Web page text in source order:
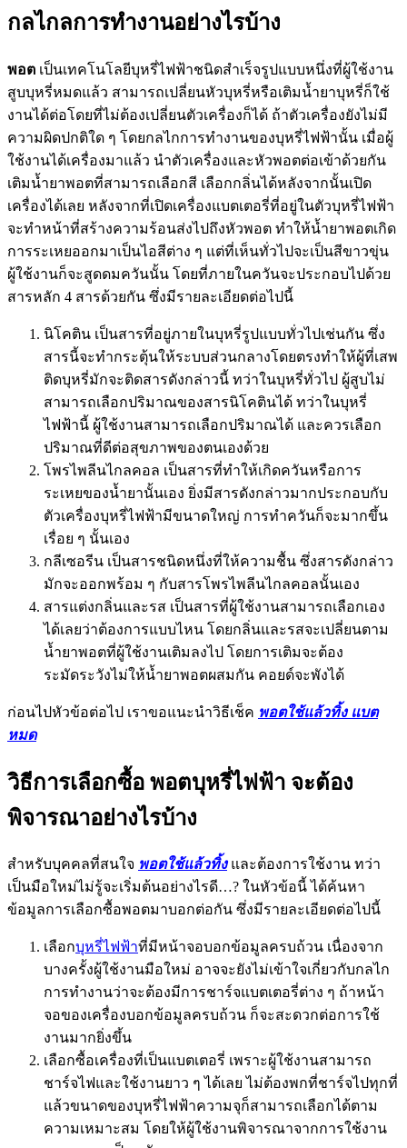
กลไกลการทำงานอย่างไรบ้าง
พอต เป็นเทคโนโลยีบุหรี่ไฟฟ้าชนิดสำเร็จรูปแบบหนึ่งที่ผู้ใช้งาน
สูบบุหรี่หมดแล้ว สามารถเปลี่ยนหัวบุหรี่หรือเติมน้ำยาบุหรี่ก็ใช้
งานได้ต่อโดยที่ไม่ต้องเปลี่ยนตัวเครื่องก็ได้ ถ้าตัวเครื่องยังไม่มี
ความผิดปกติใด ๆ โดยกลไกการทำงานของบุหรี่ไฟฟ้านั้น เมื่อผู้
ใช้งานได้เครื่องมาแล้ว นำตัวเครื่องและหัวพอตต่อเข้าด้วยกัน
เติมน้ำยาพอตที่สามารถเลือกสี เลือกกลิ่นได้หลังจากนั้นเปิด
เครื่องได้เลย หลังจากที่เปิดเครื่องแบตเตอรี่ที่อยู่ในตัวบุหรี่ไฟฟ้า
จะทำหน้าที่สร้างความร้อนส่งไปถึงหัวพอต ทำให้น้ำยาพอตเกิด
การระเหยออกมาเป็นไอสีต่าง ๆ แต่ที่เห็นทั่วไปจะเป็นสีขาวขุ่น
ผู้ใช้งานก็จะสูดดมควันนั้น โดยที่ภายในควันจะประกอบไปด้วย
สารหลัก 4 สารด้วยกัน ซึ่งมีรายละเอียดต่อไปนี้
นิโคติน เป็นสารที่อยู่ภายในบุหรี่รูปแบบทั่วไปเช่นกัน ซึ่ง
สารนี้จะทำกระตุ้นให้ระบบส่วนกลางโดยตรงทำให้ผู้ที่เสพ
ติดบุหรี่มักจะติดสารดังกล่าวนี้ ทว่าในบุหรี่ทั่วไป ผู้สูบไม่
สามารถเลือกปริมาณของสารนิโคตินได้ ทว่าในบุหรี่
ไฟฟ้านี้ ผู้ใช้งานสามารถเลือกปริมาณได้ และควรเลือก
ปริมาณที่ดีต่อสุขภาพของตนเองด้วย
โพรไพลีนไกลคอล เป็นสารที่ทำให้เกิดควันหรือการ
ระเหยของน้ำยานั้นเอง ยิ่งมีสารดังกล่าวมากประกอบกับ
ตัวเครื่องบุหรี่ไฟฟ้ามีขนาดใหญ่ การทำควันก็จะมากขึ้น
เรื่อย ๆ นั้นเอง
กลีเซอรีน เป็นสารชนิดหนึ่งที่ให้ความชื้น ซึ่งสารดังกล่าว
มักจะออกพร้อม ๆ กับสารโพรไพลีนไกลคอลนั้นเอง
สารแต่งกลิ่นและรส เป็นสารที่ผู้ใช้งานสามารถเลือกเอง
ได้เลยว่าต้องการแบบไหน โดยกลิ่นและรสจะเปลี่ยนตาม
น้ำยาพอตที่ผู้ใช้งานเติมลงไป โดยการเติมจะต้อง
ระมัดระวังไม่ให้น้ำยาพอตผสมกัน คอยด์จะพังได้
ก่อนไปหัวข้อต่อไป เราขอแนะนำวิธีเช็ค พอตใช้แล้วทิ้ง แบต
หมด
วิธีการเลือกซื้อ พอตบุหรี่ไฟฟ้า จะต้อง
พิจารณาอย่างไรบ้าง
สำหรับบุคคลที่สนใจ พอตใช้แล้วทิ้ง และต้องการใช้งาน ทว่า
เป็นมือใหม่ไม่รู้จะเริ่มต้นอย่างไรดี…? ในหัวข้อนี้ ได้ค้นหา
ข้อมูลการเลือกซื้อพอตมาบอกต่อกัน ซึ่งมีรายละเอียดต่อไปนี้
เลือกบุหรี่ไฟฟ้าที่มีหน้าจอบอกข้อมูลครบถ้วน เนื่องจาก
บางครั้งผู้ใช้งานมือใหม่ อาจจะยังไม่เข้าใจเกี่ยวกับกลไก
การทำงานว่าจะต้องมีการชาร์จแบตเตอรี่ต่าง ๆ ถ้าหน้า
จอของเครื่องบอกข้อมูลครบถ้วน ก็จะสะดวกต่อการใช้
งานมากยิ่งขึ้น
เลือกซื้อเครื่องที่เป็นแบตเตอรี่ เพราะผู้ใช้งานสามารถ
ชาร์จไฟและใช้งานยาว ๆ ได้เลย ไม่ต้องพกที่ชาร์จไปทุกที่
แล้วขนาดของบุหรี่ไฟฟ้าความจุก็สามารถเลือกได้ตาม
ความเหมาะสม โดยให้ผู้ใช้งานพิจารณาจากการใช้งาน